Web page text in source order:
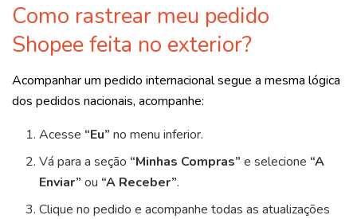
Como rastrear meu pedido
Shopee feita no exterior?
Acompanhar um pedido internacional segue a mesma lógica
dos pedidos nacionais, acompanhe:
Acesse “Eu” no menu inferior.
Vá para a seção “Minhas Compras” e selecione “A
Enviar” ou “A Receber”.
Clique no pedido e acompanhe todas as atualizações